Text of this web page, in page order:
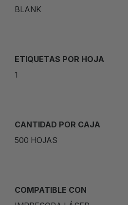
BLANK
ETIQUETAS POR HOJA
1
CANTIDAD POR CAJA
500 HOJAS
COMPATIBLE CON